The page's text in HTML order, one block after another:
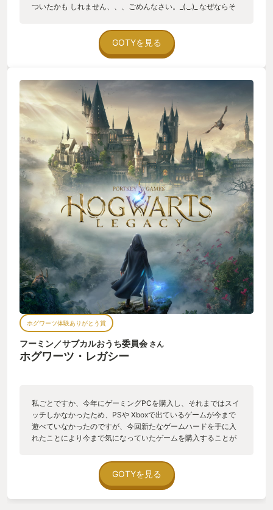
ついたかも しれません、、、ごめんなさい。_(._.)_ なぜならそ
す。 yourGOTYを考えるにあたり、真っ先に浮かんだタイトル
もティアキンでした。 ただですねー、嘘かと言われれば実はそ
うでもありません。 本当に推したい理由がちゃんとあります！
て、このゲームを遊んだ際の私の前提条件ですが、私はハリー
ポッター の大ファンというワケではありません。 賢者の石を本
と映画で、秘密の部屋は映画のみを履修しただけの 本当に初期
のハリポタ知識しかない状態でこのゲームに臨みました。 そん
な私ではありますが、それでも、このゲームには事前から大い
に 期待していました。 きっときっと、ゲーム始めるとフクロウ
が入学案内を運んできて、 古めかしいイギリスの駅の9と3/4番
線から汽車に乗ってホグワーツに 向かうんでしょ！ で、顔のつ
いた帽子に寮を決めてもらって！！ で、で、私が知るなかで
は、あんまり出番のなかったハッフルパフ寮に 入って「♪ヘ・
ル・ガ、ハッフルパフ」てやるんだ！オレ！絶対！ くらいのほ
どよい期待感。 さすがJ・K・ローリングさんの大ベストセラー
ですよね。 たったこれだけの履修歴でもこの程度には期待が高
まりまくります！ 期待に胸を膨らませて発売日に量販店へ！
PS5にディスクを入れてさっそくスタートしてみると、、、
ん？あれ、駅はどこ？とは思ったものの、 まー見えない魔法生
物が引く、空飛ぶ馬車での出発もありかー、、 なんて思ってい
るところからの怒涛の展開！ ドラゴン出てくるは、空から落ち
るは、ワープだわ、古代魔法だわ、 そしてそして、グリンゴッ
ツで敵キャラの紹介！！ そんで場所移動してからの、フクロウ
ばっさー、汽車が映ってからの、 ティルトアップでホグワーツ
城バーン！！ココでタイトルコｫォル！！ わーーー！なんかす
げーハリウッド映画始まったー！ ワクワクがとまらねー、やべ
ぇ！ でもこのゲーム、ここまでがワクワクの全部じゃないんで
す。 まだまだここからなのです！ ハッフルパフ寮でみんなが談
ートをレヴィオーソしたり、初めてのホグズミードだったり、
鍵をアロホモラしたり、魔法生物とのふれあいだったり、友情
を温めたり、 魔法で戦闘したり、ただただ外をかけずりまった
り、ルーモス唱える時に マイキャラ「ルーモス」続けざまに私
法戦闘も程よく難しく、トロールの攻撃をプロテゴしてからの
ステュー ピファイ、グレイシアスでディフィンドォ！オラ
ァ！！ とか、ちょっとしたコンボ決めるだけでアドレナリンが
GOTYを見る
ホグワーツ体験ありがとう賞
フーミン／サブカルおうち委員会 さん
ホグワーツ・レガシー
私ごとですか、今年にゲーミングPCを購入し、それまではスイ
ッチしかなかったため、PSや Xboxで出ているゲームが今まで
遊べていなかったのですが、今回新たなゲームハードを手に入
れたことにより今まで気になっていたゲームを購入することが
初めてPVを見た時も、本当に映画みたいな世界だなと思い、是
非やってみたいと思っていたゲームでした。そんなゲームをい
ざやってみて最初に思ったのが、非常に綺麗なグラフィックで
GOTYを見る